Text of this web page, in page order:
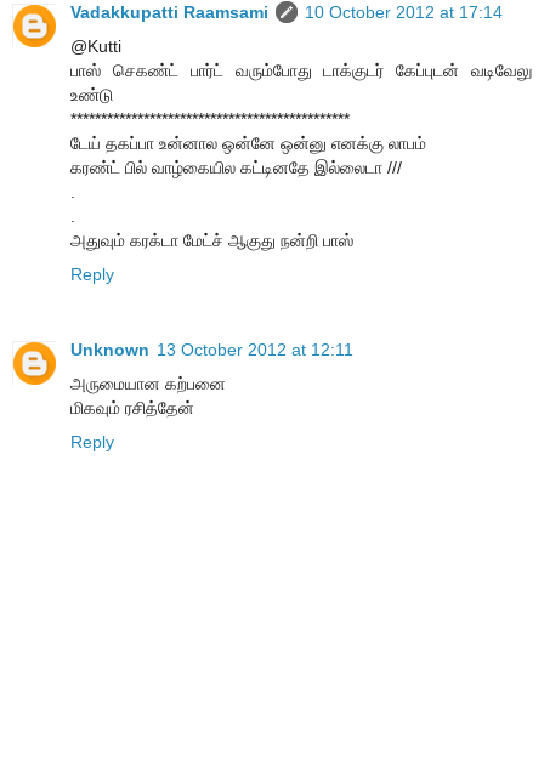
Vadakkupatti Raamsami
10 October 2012 at 17:14
@Kutti
பாஸ் செகண்ட் பார்ட் வரும்போது டாக்குடர் கேப்புடன் வடிவேலு
உண்டு
**********************************************
டேய் தகப்பா உன்னால ஒன்னே ஒன்னு எனக்கு லாபம்
கரண்ட் பில் வாழ்கையில கட்டினதே இல்லைடா ///
அதுவும் கரக்டா மேட்ச் ஆகுது நன்றி பாஸ்
Reply
Unknown 13 October 2012 at 12:11
அருமையான கற்பனை
மிகவும் ரசித்தேன்
Reply